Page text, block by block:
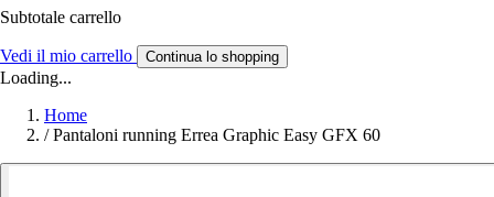
Subtotale carrello
Vedi il mio carrello Continua lo shopping
Loading...
Home
/ Pantaloni running Errea Graphic Easy GFX 60